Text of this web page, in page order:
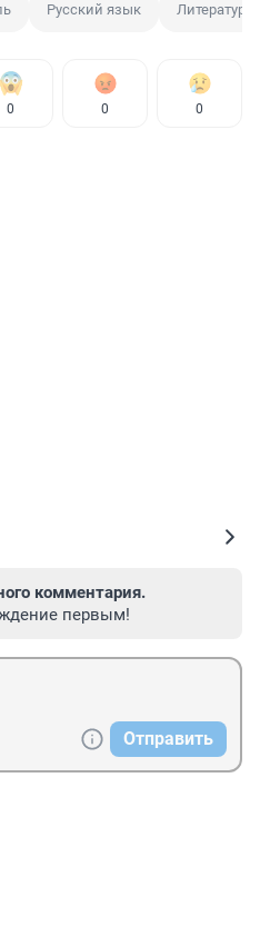
Русский язык Литература
0 0 0
комментария.
первым!
Отправить